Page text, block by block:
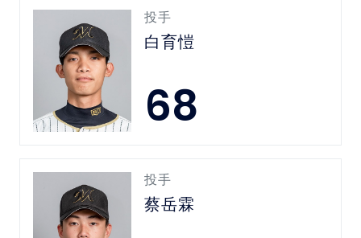
投手
白育愷
68
投手
蔡岳霖